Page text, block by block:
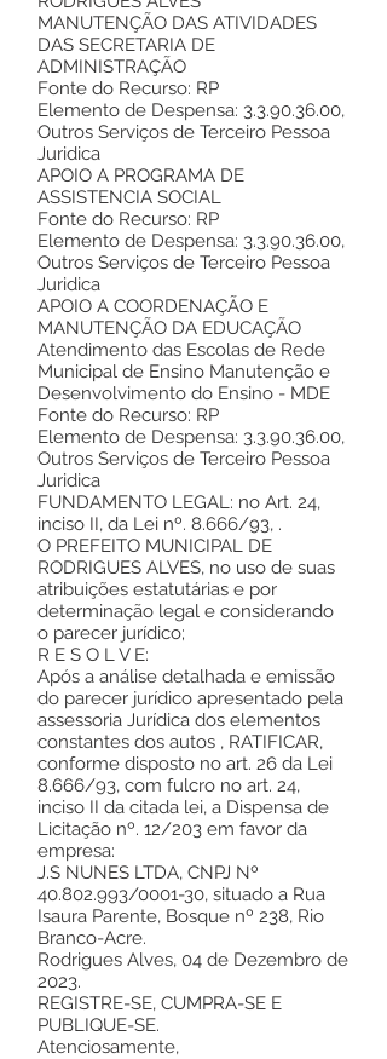
MANUTENÇÃO DAS ATIVIDADES
DAS SECRETARIA DE
ADMINISTRAÇÃO
Fonte do Recurso: RP
Elemento de Despensa: 3.3.90.36.00,
Outros Serviços de Terceiro Pessoa
Juridica
APOIO A PROGRAMA DE
ASSISTENCIA SOCIAL
Fonte do Recurso: RP
Elemento de Despensa: 3.3.90.36.00,
Outros Serviços de Terceiro Pessoa
Juridica
APOIO A COORDENAÇÃO E
MANUTENÇÃO DA EDUCAÇÃO
Atendimento das Escolas de Rede
Municipal de Ensino Manutenção e
Desenvolvimento do Ensino - MDE
Fonte do Recurso: RP
Elemento de Despensa: 3.3.90.36.00,
Outros Serviços de Terceiro Pessoa
Juridica
FUNDAMENTO LEGAL: no Art. 24,
inciso II, da Lei nº. 8.666/93, .
O PREFEITO MUNICIPAL DE
RODRIGUES ALVES, no uso de suas
atribuições estatutárias e por
determinação legal e considerando
o parecer jurídico;
R E S O L V E:
Após a análise detalhada e emissão
do parecer jurídico apresentado pela
assessoria Jurídica dos elementos
constantes dos autos , RATIFICAR,
conforme disposto no art. 26 da Lei
8.666/93, com fulcro no art. 24,
inciso II da citada lei, a Dispensa de
Licitação nº. 12/203 em favor da
empresa:
J.S NUNES LTDA, CNPJ Nº
40.802.993/0001-30, situado a Rua
Isaura Parente, Bosque nº 238, Rio
Branco-Acre.
Rodrigues Alves, 04 de Dezembro de
2023.
REGISTRE-SE, CUMPRA-SE E
PUBLIQUE-SE.
Atenciosamente,